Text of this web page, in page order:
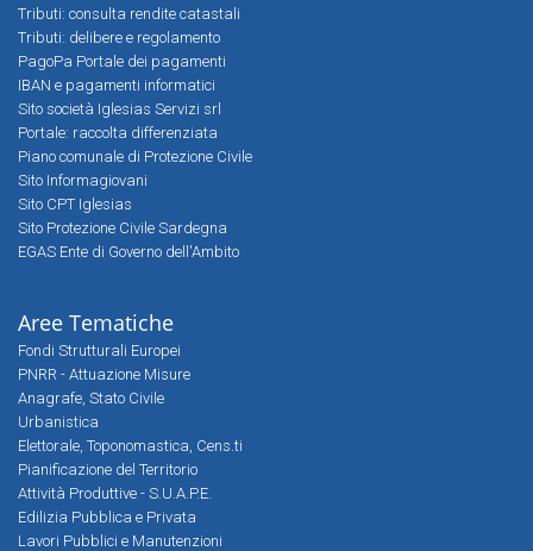
Tributi: consulta rendite catastali
Tributi: delibere e regolamento
PagoPa Portale dei pagamenti
IBAN e pagamenti informatici
Sito società Iglesias Servizi srl
Portale: raccolta differenziata
Piano comunale di Protezione Civile
Sito Informagiovani
Sito CPT Iglesias
Sito Protezione Civile Sardegna
EGAS Ente di Governo dell'Ambito
Aree Tematiche
Fondi Strutturali Europei
PNRR - Attuazione Misure
Anagrafe, Stato Civile
Urbanistica
Elettorale, Toponomastica, Cens.ti
Pianificazione del Territorio
Attività Produttive - S.U.A.P.E.
Edilizia Pubblica e Privata
Lavori Pubblici e Manutenzioni